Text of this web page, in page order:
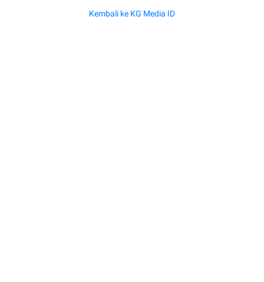
Kembali ke KG Media ID